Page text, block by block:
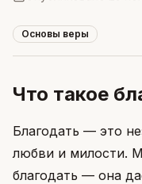
Основы веры
Что такое
Благодать — это
любви и милости.
благодать — она